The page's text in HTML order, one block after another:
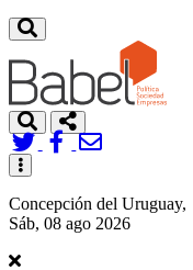
Toggle
navigation
Concepción del Uruguay,
Sáb, 08 ago 2026